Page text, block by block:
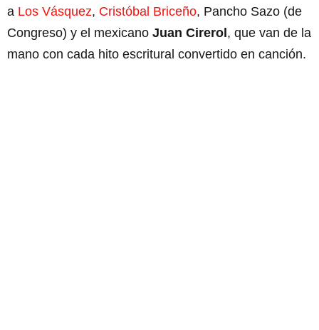
a Los Vásquez, Cristóbal Briceño, Pancho Sazo (de
Congreso) y el mexicano Juan Cirerol, que van de la
mano con cada hito escritural convertido en canción.